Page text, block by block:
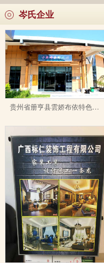
岑氏企业
贵州省册亨县雲娇布依特色染织刺绣有限公司